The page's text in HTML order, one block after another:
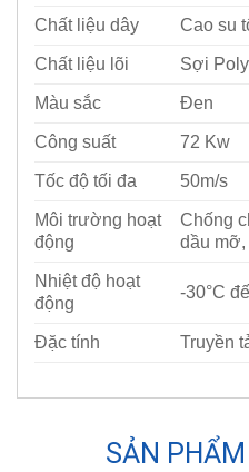
Chất liệu dây Cao su
Chất liệu lõi Sợi
Màu sắc Đen
Công suất 72 Kw
Tốc độ tối đa 50m/s
Môi trường hoạt
động
Chống
dầu
Nhiệt độ hoạt
động
-30°C
Đặc tính Truyền
SẢN PHẨM